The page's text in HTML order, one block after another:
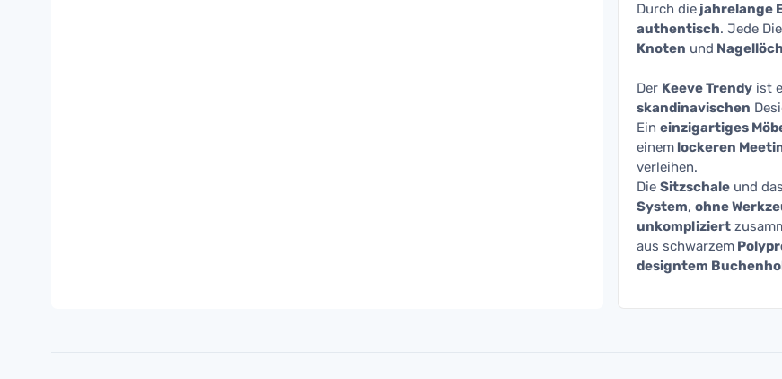
Durch die jahrelange
authentisch. Jede
Knoten und
Der Keeve Trendy ist
skandinavischen
Ein einzigartiges
einem lockeren
verleihen.
Die Sitzschale und das
System, ohne
unkompliziert
aus schwarzem
designtem